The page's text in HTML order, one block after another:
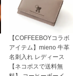
【COFFEEBOYコラボ
アイテム】mieno 牛革
名刺入れ レディース
【ネコポスで送料無